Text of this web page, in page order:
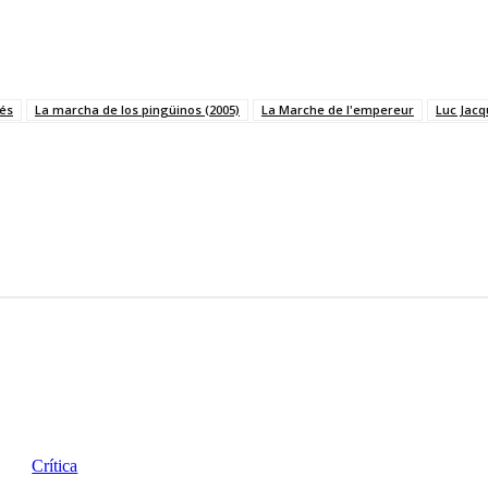
La marcha de los pingüinos (2005) La Marche de l'empereur Luc
Crítica